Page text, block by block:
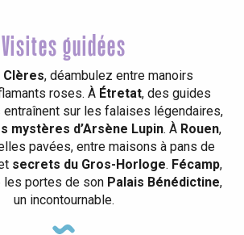
Visites guidées
Clères, déambulez entre manoirs
roses. À Étretat, des guides
sur les falaises légendaires,
mystères d’Arsène Lupin. À Rouen,
pavées, entre maisons à pans de
secrets du Gros-Horloge. Fécamp,
les portes de son Palais Bénédictine,
un incontournable.